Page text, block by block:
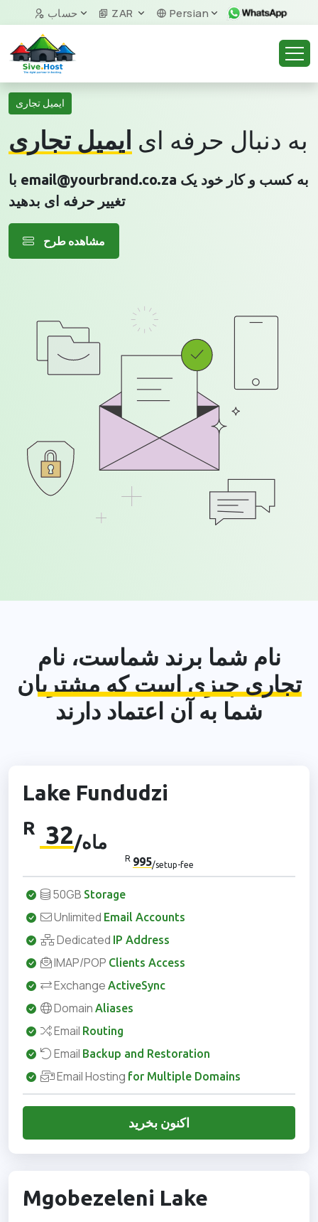
حساب ZAR Persian
ایمیل تجاری
به دنبال حرفه ای ایمیل تجاری
با email@yourbrand.co.za به کسب و کار خود یک
تغییر حرفه ای بدهید
مشاهده طرح
نام شما برند شماست، نام
تجاری چیزی است که مشتریان
شما به آن اعتماد دارند
Lake Fundudzi
R 32 /ماه
R 995/setup-fee
50GB Storage
Unlimited Email Accounts
Dedicated IP Address
IMAP/POP Clients Access
Exchange ActiveSync
Domain Aliases
Email Routing
Email Backup and Restoration
Email Hosting for Multiple Domains
اکنون بخرید
Mgobezeleni Lake